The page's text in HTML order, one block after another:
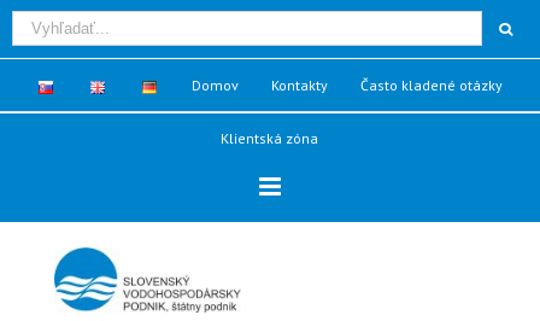
Domov Kontakty Často kladené otázky
Klientská zóna